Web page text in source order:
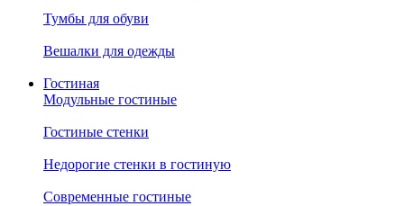
Тумбы для обуви
Вешалки для одежды
Гостиная
Модульные гостиные
Гостиные стенки
Недорогие стенки в гостиную
Современные гостиные